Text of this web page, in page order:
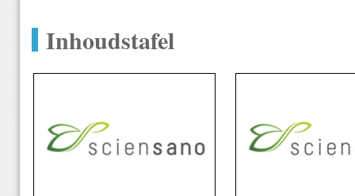
Inhoudstafel